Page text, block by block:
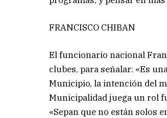
FRANCISCO CHIBAN
El funcionario nacional
clubes, para señalar: «Es
Municipio, la intención del
Municipalidad juega un rol
«Sepan que no están solos